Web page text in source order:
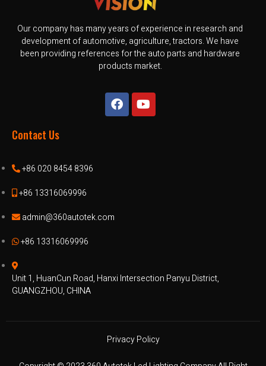
Our company has many years of experience in research and
development of automotive, agriculture, tractors. We have
been providing references for the auto parts and hardware
products market.
Contact Us
+86 020 8454 8396
+86 13316069996
admin@360autotek.com
+86 13316069996
Unit 1, HuanCun Road, Hanxi Intersection Panyu District,
GUANGZHOU, CHINA
Privacy Policy